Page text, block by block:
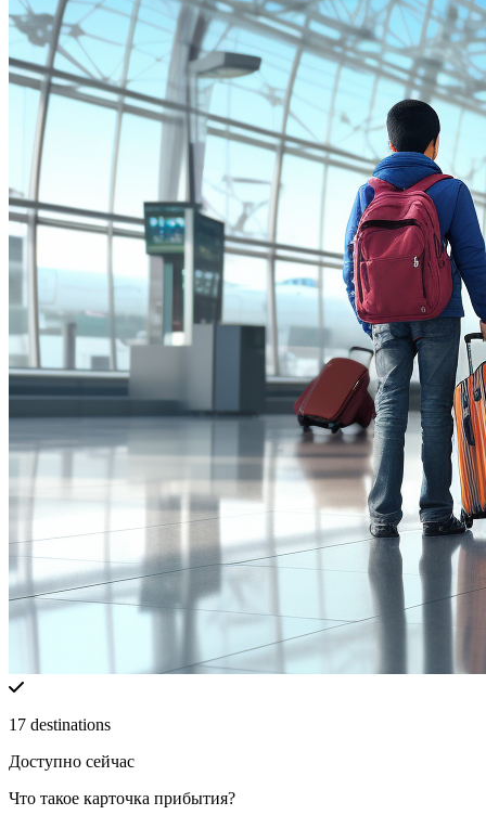
17 destinations
Доступно сейчас
Что такое карточка прибытия?